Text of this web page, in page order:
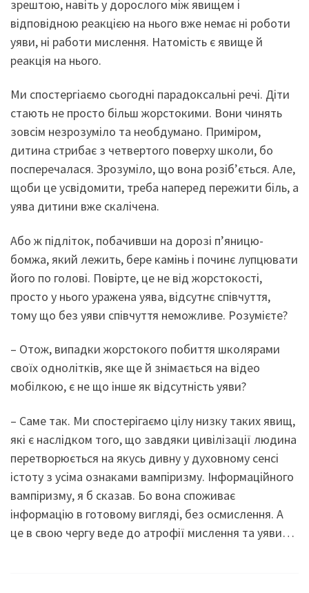
зрештою, навіть у дорослого між явищем і
відповідною реакцією на нього вже немає ні роботи
уяви, ні работи мислення. Натомість є явище й
реакція на нього.
Ми спостергіаємо сьогодні парадоксальні речі. Діти
стають не просто більш жорстокими. Вони чинять
зовсім незрозуміло та необдумано. Приміром,
дитина стрибає з четвертого поверху школи, бо
посперечалася. Зрозуміло, що вона розіб’ється. Але,
щоби це усвідомити, треба наперед пережити біль, а
уява дитини вже скалічена.
Або ж підліток, побачивши на дорозі п’яницю-
бомжа, який лежить, бере камінь і починє лупцювати
його по голові. Повірте, це не від жорстокості,
просто у нього уражена уява, відсутнє співчуття,
тому що без уяви співчуття неможливе. Розумієте?
– Отож, випадки жорстокого побиття школярами
своїх однолітків, яке ще й знімається на відео
мобілкою, є не що інше як відсутність уяви?
– Саме так. Ми спостерігаємо цілу низку таких явищ,
які є наслідком того, що завдяки цивілізації людина
перетворюється на якусь дивну у духовному сенсі
істоту з усіма ознаками вампіризму. Інформаційного
вампіризму, я б сказав. Бо вона споживає
інформацію в готовому вигляді, без осмислення. А
це в свою чергу веде до атрофії мислення та уяви…